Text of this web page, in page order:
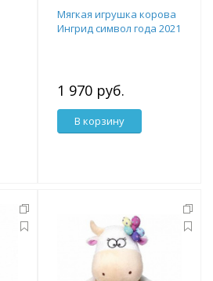
Мягкая игрушка корова
Ингрид символ года 2021
1 970 руб.
В корзину